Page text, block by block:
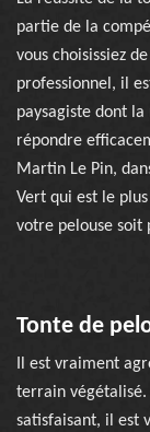
partie de la
vous choisissiez
professionnel, il
paysagiste dont
répondre
Martin Le Pin,
Vert qui est le
votre pelouse soit
Tonte de
Il est vraiment
terrain
satisfaisant, il est